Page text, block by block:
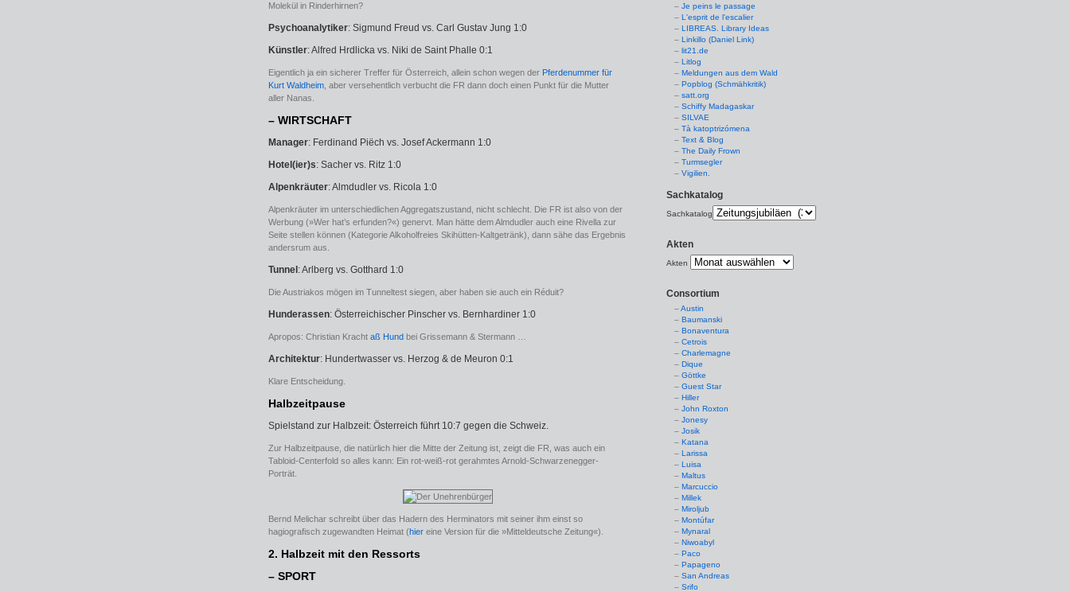
Molekül in Rinderhirnen?
Psychoanalytiker: Sigmund Freud vs. Carl Gustav Jung 1:0
Künstler: Alfred Hrdlicka vs. Niki de Saint Phalle 0:1
Eigentlich ja ein sicherer Treffer für Österreich, allein schon wegen der Pferdenummer für
Kurt Waldheim , aber versehentlich verbucht die FR dann doch einen Punkt für die Mutter
aller Nanas.
– WIRTSCHAFT
Manager: Ferdinand Piëch vs. Josef Ackermann 1:0
Hotel(ier)s: Sacher vs. Ritz 1:0
Alpenkräuter: Almdudler vs. Ricola 1:0
Alpenkräuter im unterschiedlichen Aggregatszustand, nicht schlecht. Die FR ist also von der
Werbung (»Wer hat’s erfunden?«) genervt. Man hätte dem Almdudler auch eine Rivella zur
Seite stellen können (Kategorie Alkoholfreies Skihütten-Kaltgetränk), dann sähe das Ergebnis
andersrum aus.
Tunnel : Arlberg vs. Gotthard 1:0
Die Austriakos mögen im Tunneltest siegen, aber haben sie auch ein Réduit?
Hunderassen: Österreichischer Pinscher vs. Bernhardiner 1:0
Apropos: Christian Kracht aß Hund bei Grissemann & Stermann …
Architektur: Hundertwasser vs. Herzog & de Meuron 0:1
Klare Entscheidung.
Halbzeitpause
Spielstand zur Halbzeit: Österreich führt 10:7 gegen die Schweiz.
Zur Halbzeitpause, die natürlich hier die Mitte der Zeitung ist, zeigt die FR, was auch ein
Tabloid-Centerfold so alles kann: Ein rot-weiß-rot gerahmtes Arnold-Schwarzenegger-
Porträt.
Bernd Melichar schreibt über das Hadern des Herminators mit seiner ihm einst so
hagiografisch zugewandten Heimat (hier eine Version für die »Mitteldeutsche Zeitung«).
2. Halbzeit mit den Ressorts
– SPORT
Je peins le passage
L'esprit de l'escalier
LIBREAS. Library Ideas
Linkillo (Daniel Link)
lit21.de
Litlog
Meldungen aus dem Wald
Popblog (Schmähkritik)
satt.org
Schiffy Madagaskar
SILVAE
Tà katoptrizómena
Text & Blog
The Daily Frown
Turmsegler
Vigilien.
Sachkatalog
Sachkatalog
Akten
Akten
Consortium
Austin
Baumanski
Bonaventura
Cetrois
Charlemagne
Dique
Göttke
Guest Star
Hiller
John Roxton
Jonesy
Josik
Katana
Larissa
Luisa
Maltus
Marcuccio
Millek
Miroljub
Montúfar
Mynaral
Niwoabyl
Paco
Papageno
San Andreas
Srifo